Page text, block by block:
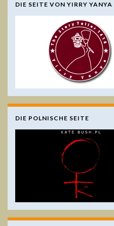
DIE SEITE VON YIRRY YANYA
DIE POLNISCHE SEITE